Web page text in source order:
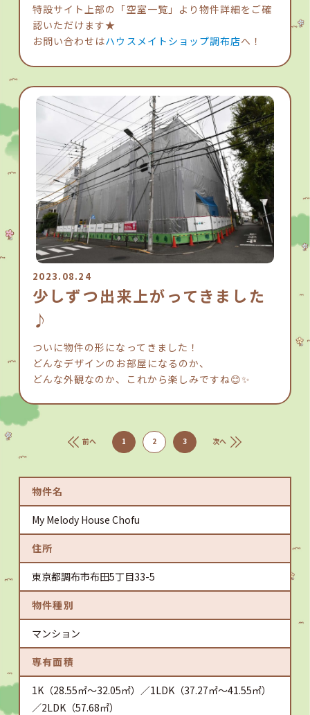
特設サイト上部の「空室一覧」より物件詳細をご確
認いただけます★
お問い合わせはハウスメイトショップ調布店へ！
2023.08.24
少しずつ出来上がってきました
♪
ついに物件の形になってきました！
どんなデザインのお部屋になるのか、
どんな外観なのか、これから楽しみですね😊✨
前へ 1 2 3 次へ
物件名
My Melody House Chofu
住所
東京都調布市布田5丁目33-5
物件種別
マンション
専有面積
1K（28.55㎡～32.05㎡）／1LDK（37.27㎡～41.55㎡）
／2LDK（57.68㎡）